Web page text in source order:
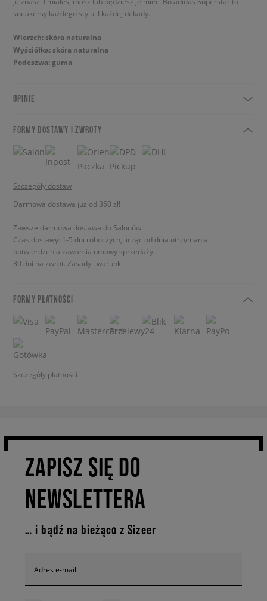
sneakersy każdego stylu. I każdej dekady.
Wierzch: skóra naturalna
Wyściółka: skóra naturalna
Podeszwa: guma
OPINIE
FORMY DOSTAWY I ZWROTY
Szczegóły dostaw
Darmowa dostawa już od 350 zł!
Zawsze darmowa dostawa do Salonów
Czas dostawy: 1-5 dni roboczych, licząc od dnia otrzymania
potwierdzenia zawarcia umowy sprzedaży.
30 dni na zwrot. Zasady i warunki
FORMY PŁATNOŚCI
Szczegóły płatności
ZAPISZ SIĘ DO
NEWSLETTERA
… i bądź na bieżąco z Sizeer
Adres e-mail